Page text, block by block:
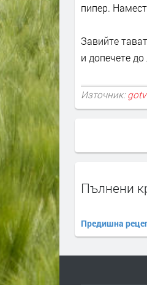
пипер.
Завийте
и допечете до
Източник:
Пълнени
Предишна
ПРЕДЛАГА